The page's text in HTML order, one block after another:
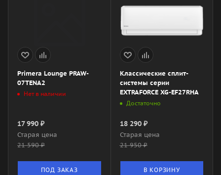
Primera Lounge PRAW-
07TENA2
Нет в наличии
17 990 ₽
Старая цена
21 590₽
ПОД ЗАКАЗ
Классические сплит-
системы серии
EXTRAFORCE XG-EF27RHA
Достаточно
18 290₽
Старая цена
21 950₽
В КОРЗИНУ